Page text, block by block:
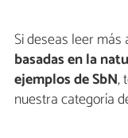
Si deseas leer
basadas en la
ejemplos de SbN,
nuestra categoría